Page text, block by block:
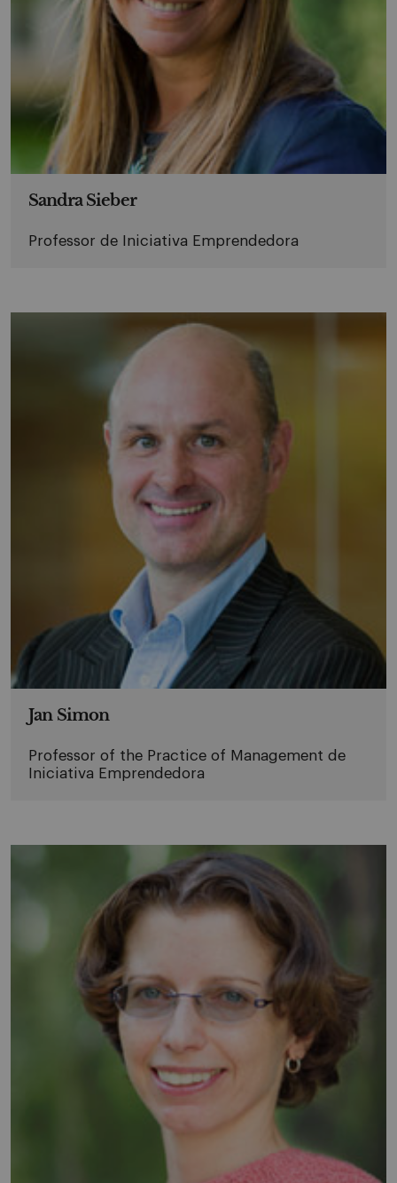
Sandra Sieber
Professor de Iniciativa Emprendedora
Jan Simon
Professor of the Practice of Management de
Iniciativa Emprendedora